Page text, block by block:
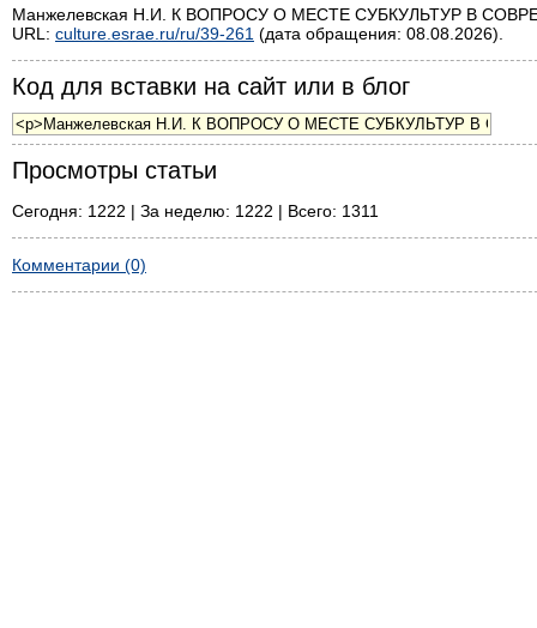
Манжелевская Н.И. К ВОПРОСУ О МЕСТЕ СУБКУЛЬТУР В
URL: culture.esrae.ru/ru/39-261 (дата обращения: 08.08.2026).
Код для вставки на сайт или в блог
Просмотры статьи
Сегодня: 1222 | За неделю: 1222 | Всего: 1311
Комментарии (0)